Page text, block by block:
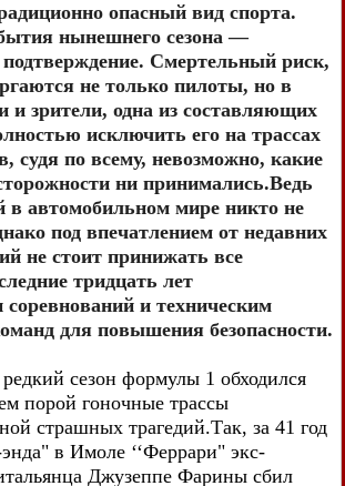
опасный вид спорта.
нынешнего сезона —
подтверждение. Смертельный риск,
не только пилоты, но в
и зрители, одна из составляющих
исключить его на трассах
судя по всему, невозможно, какие
ни принимались.Ведь
в автомобильном мире никто не
под впечатлением от недавних
не стоит принижать все
тридцать лет
соревнований и техническим
для повышения безопасности.
сезон формулы 1 обходился
порой гоночные трассы
страшных трагедий.Так, за 41 год
в Имоле ‘‘Феррари" экс-
Джузеппе Фарины сбил